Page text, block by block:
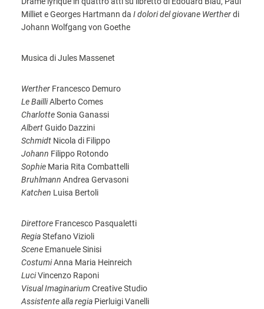
Milliet e Georges Hartmann da I dolori del giovane Wertherdi
Johann Wolfgang von Goethe
Musica di Jules Massenet
Werther Francesco Demuro
Le BailliAlberto Comes
CharlotteSonia Ganassi
AlbertGuido Dazzini
Schmidt Nicola di Filippo
Johann Filippo Rotondo
Sophie Maria Rita Combattelli
Bruhlmann Andrea Gervasoni
Katchen Luisa Bertoli
Direttore Francesco Pasqualetti
RegiaStefano Vizioli
Scene Emanuele Sinisi
CostumiAnna Maria Heinreich
LuciVincenzo Raponi
Visual Imaginarium Creative Studio
Assistente alla regia Pierluigi Vanelli